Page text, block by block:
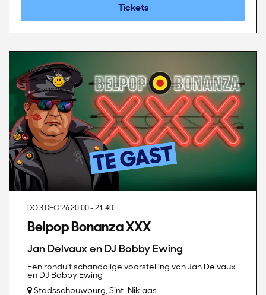
Tickets
Belpop Bonanza XXX
Jan Delvaux en DJ Bobby Ewing
DO 3 DEC '2620:00 - 21:40
Een ronduit schandalige voorstelling van Jan Delvaux
en DJ Bobby Ewing
Stadsschouwburg, Sint-Niklaas